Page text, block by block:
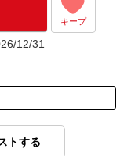
キープ
12/31
トする